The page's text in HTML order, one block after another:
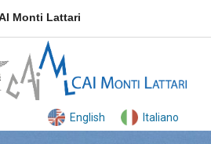
Monti Lattari
English Italiano